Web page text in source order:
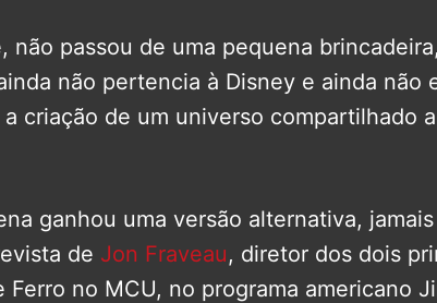
não passou de uma pequena
não pertencia à Disney e ainda não
criação de um universo compartilhado
ganhou uma versão alternativa,
de Jon Fraveau, diretor dos dois
Ferro no MCU, no programa americano